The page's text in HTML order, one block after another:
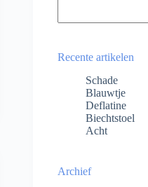
Recente artikelen
Schade
Blauwtje
Deflatine
Biechtstoel
Acht
Archief